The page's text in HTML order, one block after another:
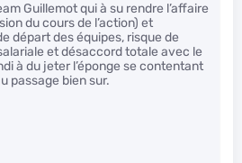
Guillemot qui à su rendre l’affaire
du cours de l’action) et
départ des équipes, risque de
et désaccord totale avec le
à du jeter l’éponge se contentant
passage bien sur.